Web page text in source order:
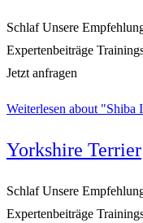
Schlaf Unsere
Expertenbeiträge
Jetzt anfragen
Weiterlesen about "Shiba
Yorkshire Terrier
Schlaf Unsere
Expertenbeiträge